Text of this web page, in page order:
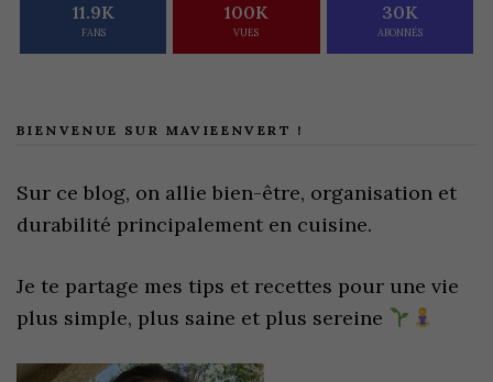
11.9K
FANS
100K
VUES
30K
ABONNÉS
BIENVENUE SUR MAVIEENVERT !
Sur ce blog, on allie bien-être, organisation et
durabilité principalement en cuisine.
Je te partage mes tips et recettes pour une vie
plus simple, plus saine et plus sereine